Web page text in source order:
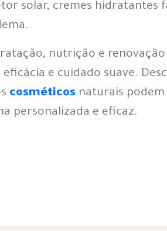
solar, cremes hidratantes
nutrição e
e cuidado suave.
cosméticos naturais
personalizada e eficaz.